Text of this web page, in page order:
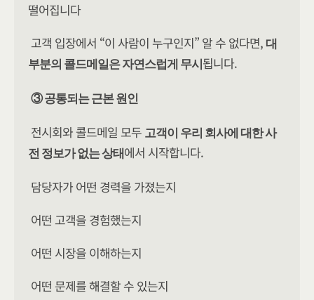
떨어집니다
고객 입장에서 “이 사람이 누구인지” 알 수 없다면, 대
부분의 콜드메일은 자연스럽게 무시 됩니다.
③ 공통되는 근본 원인
전시회와 콜드메일 모두 ​ 고객이 우리 회사에 대한 사
전 정보가 없는 상태​에서 시작합니다.
담당자가 어떤 경력을 가졌는지
어떤 고객을 경험했는지
어떤 시장을 이해하는지
어떤 문제를 해결할 수 있는지